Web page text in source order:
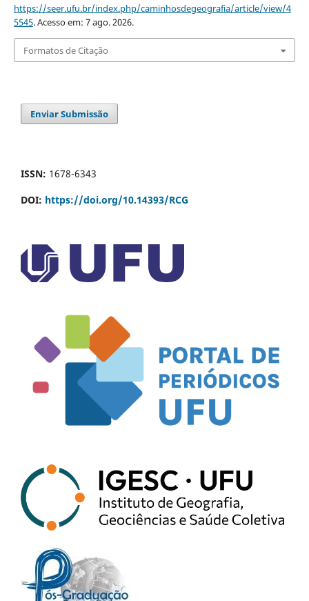
https://seer.ufu.br/index.php/caminhosdegeografia/article/view/4
5545. Acesso em: 7 ago. 2026.
Formatos de Citação
Enviar Submissão
ISSN: 1678-6343
DOI: https://doi.org/10.14393/RCG